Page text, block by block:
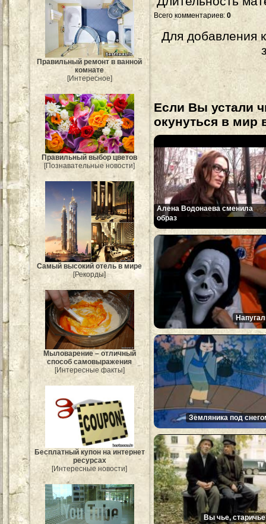
Правильный ремонт в ванной
комнате
[Интересное]
Правильный выбор цветов
[Познавательные новости]
Самый высокий отель в мире
[Рекорды]
Мыловарение – отличный
способ самовыражения
[Интересные факты]
Бесплатный купон на интернет
ресурсах
[Интересные новости]
Всего комментариев: 0
Для добавления
Если Вы устали
окунуться в мир
Алена Водонаева сменила
образ
Земляника под
Вы чье,